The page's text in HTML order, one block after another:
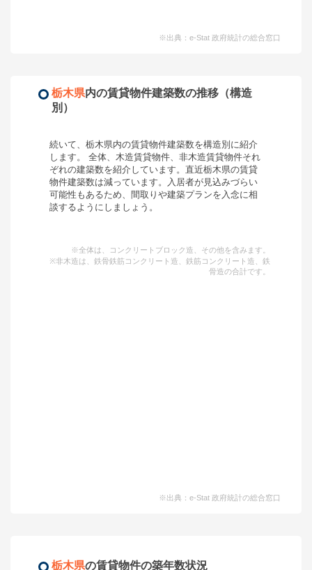
※出典：e-Stat 政府統計の総合窓口
栃木県内の賃貸物件建築数の推移（構造
別）
続いて、 栃木県内の賃貸物件建築数を構造別に紹介
します。 全体、木造賃貸物件、非木造賃貸物件それ
ぞれの建築数を紹介しています。 直近栃木県の賃貸
物件建築数は減っています。入居者が見込みづらい
可能性もあるため、間取りや建築プランを入念に相
談するようにしましょう。
※全体は、コンクリートブロック造、その他を含みます。
※非木造は、鉄骨鉄筋コンクリート造、鉄筋コンクリート造、鉄
骨造の合計です。
※出典：e-Stat 政府統計の総合窓口
栃木県の賃貸物件の築年数状況